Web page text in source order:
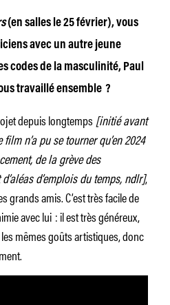
(en salles le 25 février), vous
avec un autre jeune
codes de la masculinité, Paul
travaillé ensemble ?
depuis longtemps[initié avant
n’a pu se tourner qu’en 2024
de la grève des
d’emplois du temps, ndlr],
grands amis. C’est très facile de
avec lui : il est très généreux,
mêmes goûts artistiques, donc